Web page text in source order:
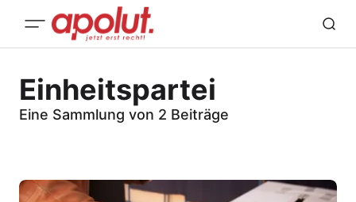
Einheitspartei
Eine Sammlung von 2 Beiträge